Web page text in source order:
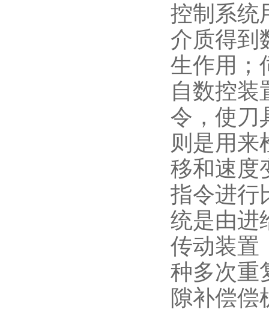
控制系统
介质得到
生作用；
自数控装
令，使刀
则是用来
移和速度
指令进行
统是由进
传动装置
种多次重
隙补偿偿